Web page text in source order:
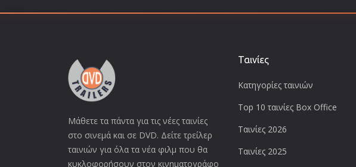
Μάθετε τα πάντα για τις νέες ταινίες
στο σινεμά και σε DVD. Δείτε τρείλερ
ταινιών για όλα τα νέα φιλμ που θα
κυκλοφορήσουν στον κινηματογράφο
Ταινίες
Κατηγορίες ταινιών
Top 10 ταινίες Box Office
Ταινίες 2026
Ταινίες 2025